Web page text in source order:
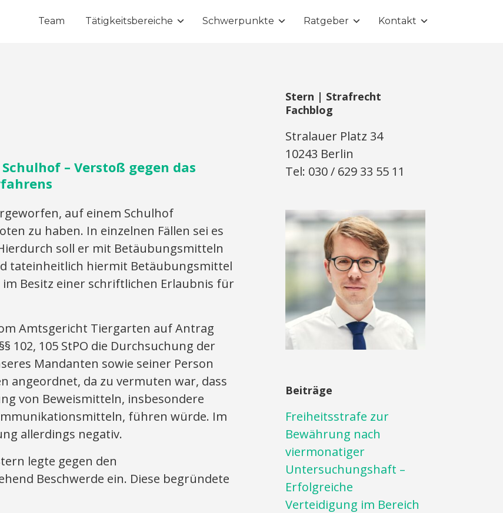
Team Tätigkeitsbereiche Schwerpunkte Ratgeber Kontakt
– Verstoß gegen das
auf einem Schulhof
zu haben. In einzelnen Fällen sei es
soll er mit Betäubungsmitteln
tateinheitlich hiermit Betäubungsmittel
im Besitz einer schriftlichen Erlaubnis für
Amtsgericht Tiergarten auf Antrag
102, 105 StPO die Durchsuchung der
Mandanten sowie seiner Person
angeordnet, da zu vermuten war, dass
von Beweismitteln, insbesondere
führen würde. Im
allerdings negativ.
legte gegen den
Beschwerde ein. Diese begründete
Stern | Strafrecht
Fachblog
Stralauer Platz 34
10243 Berlin
Tel: 030 / 629 33 55 11
Beiträge
Freiheitsstrafe zur
Bewährung nach
viermonatiger
Untersuchungshaft –
Erfolgreiche
Verteidigung im Bereich